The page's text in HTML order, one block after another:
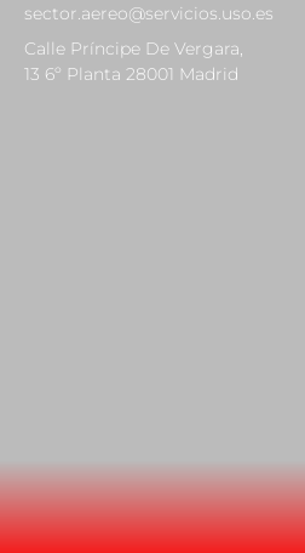
sector.aereo@servicios.uso.es
Calle Príncipe De Vergara,
13 6º Planta 28001 Madrid